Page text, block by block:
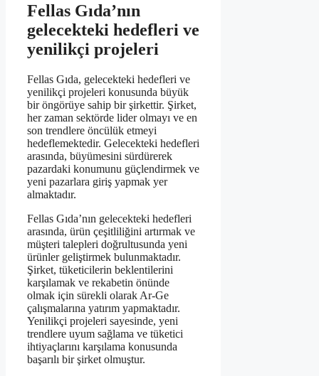
Fellas Gıda’nın
gelecekteki hedefleri ve
yenilikçi projeleri
Fellas Gıda, gelecekteki hedefleri ve
yenilikçi projeleri konusunda büyük
bir öngörüye sahip bir şirkettir. Şirket,
her zaman sektörde lider olmayı ve en
son trendlere öncülük etmeyi
hedeflemektedir. Gelecekteki hedefleri
arasında, büyümesini sürdürerek
pazardaki konumunu güçlendirmek ve
yeni pazarlara giriş yapmak yer
almaktadır.
Fellas Gıda’nın gelecekteki hedefleri
arasında, ürün çeşitliliğini artırmak ve
müşteri talepleri doğrultusunda yeni
ürünler geliştirmek bulunmaktadır.
Şirket, tüketicilerin beklentilerini
karşılamak ve rekabetin önünde
olmak için sürekli olarak Ar-Ge
çalışmalarına yatırım yapmaktadır.
Yenilikçi projeleri sayesinde, yeni
trendlere uyum sağlama ve tüketici
ihtiyaçlarını karşılama konusunda
başarılı bir şirket olmuştur.